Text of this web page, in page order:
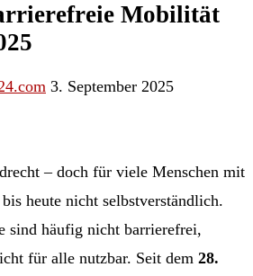
Mobilität
3. September 2025
– doch für viele Menschen mit
heute nicht selbstverständlich.
sind häufig nicht barrierefrei,
für alle nutzbar. Seit dem 28.